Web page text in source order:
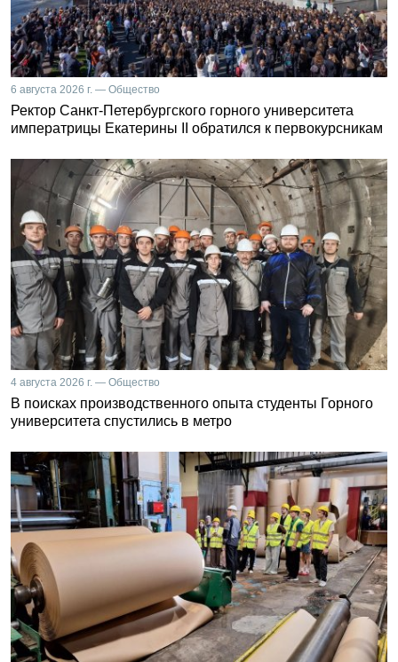
6 августа 2026 г. — Общество
Ректор Санкт-Петербургского горного университета
императрицы Екатерины II обратился к первокурсникам
4 августа 2026 г. — Общество
В поисках производственного опыта студенты Горного
университета спустились в метро